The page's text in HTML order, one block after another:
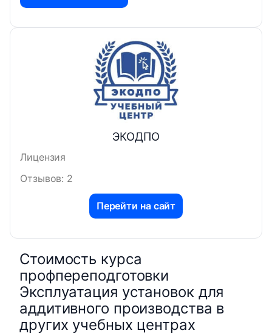
ЭКОДПО
Лицензия
Отзывов: 2
Перейти на сайт
Стоимость курса
профпереподготовки
Эксплуатация установок для
аддитивного производства в
других учебных центрах